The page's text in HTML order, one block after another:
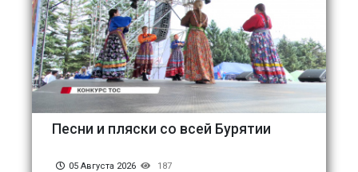
Песни и пляски со всей Бурятии
05 Августа 2026 187